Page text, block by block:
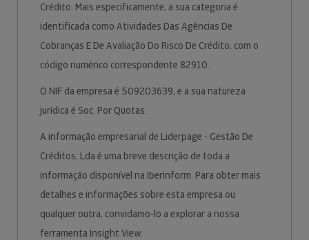
Crédito. Mais especificamente, a sua categoria é
identificada como Atividades Das Agências De
Cobranças E De Avaliação Do Risco De Crédito, com o
código numérico correspondente 82910.
O NIF da empresa é 509203639, e a sua natureza
jurídica é Soc. Por Quotas.
A informação empresarial de Liderpage - Gestão De
Créditos, Lda é uma breve descrição de toda a
informação disponível na Iberinform. Para obter mais
detalhes e informações sobre esta empresa ou
qualquer outra, convidamo-lo a explorar a nossa
ferramenta Insight View.